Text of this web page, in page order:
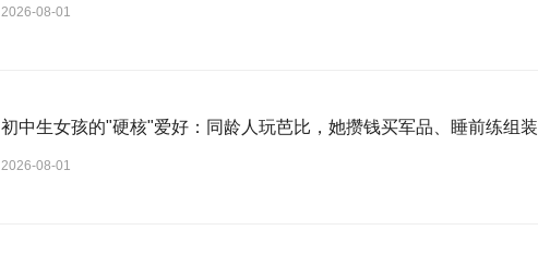
2026-08-01
初中生女孩的"硬核"爱好：同龄人玩芭比，她攒钱买军品、睡前练组装
2026-08-01